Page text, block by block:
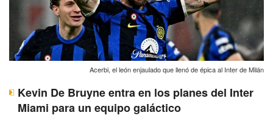
Acerbi, el león enjaulado que llenó de épica al Inter de Milán
Kevin De Bruyne entra en los planes del Inter
Miami para un equipo galáctico